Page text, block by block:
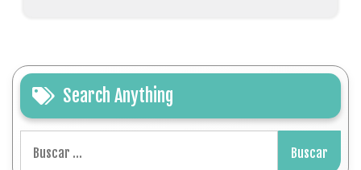
Search Anything